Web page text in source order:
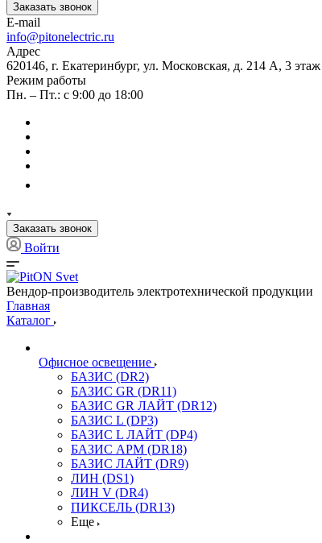
Заказать звонок
E-mail
info@pitonelectric.ru
Адрес
620146, г. Екатеринбург, ул. Московская, д. 214 А, 3 этаж
Режим работы
Пн. – Пт.: с 9:00 до 18:00
Заказать звонок
Войти
Вендор-производитель электротехнической продукции
Главная
Каталог
Офисное освещение
БАЗИС (DR2)
БАЗИС GR (DR11)
БАЗИС GR ЛАЙТ (DR12)
БАЗИС L (DP3)
БАЗИС L ЛАЙТ (DP4)
БАЗИС АРМ (DR18)
БАЗИС ЛАЙТ (DR9)
ЛИН (DS1)
ЛИН V (DR4)
ПИКСЕЛЬ (DR13)
Еще